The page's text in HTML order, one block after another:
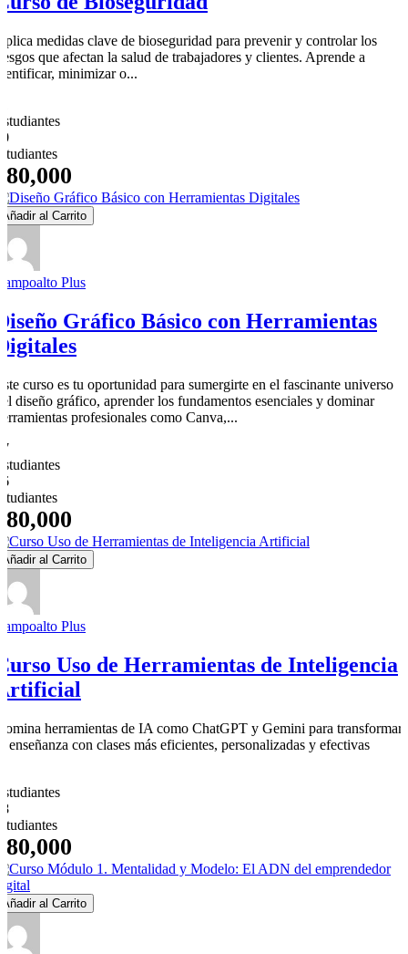
medidas clave de bioseguridad para prevenir y controlar los
que afectan la salud de trabajadores y clientes. Aprende a
minimizar o...
Añadir al Carrito
Plus
Gráfico Básico con Herramientas
curso es tu oportunidad para sumergirte en el fascinante universo
diseño gráfico, aprender los fundamentos esenciales y dominar
profesionales como Canva,...
Añadir al Carrito
Plus
Uso de Herramientas de Inteligencia
herramientas de IA como ChatGPT y Gemini para transformar
enseñanza con clases más eficientes, personalizadas y efectivas
Añadir al Carrito